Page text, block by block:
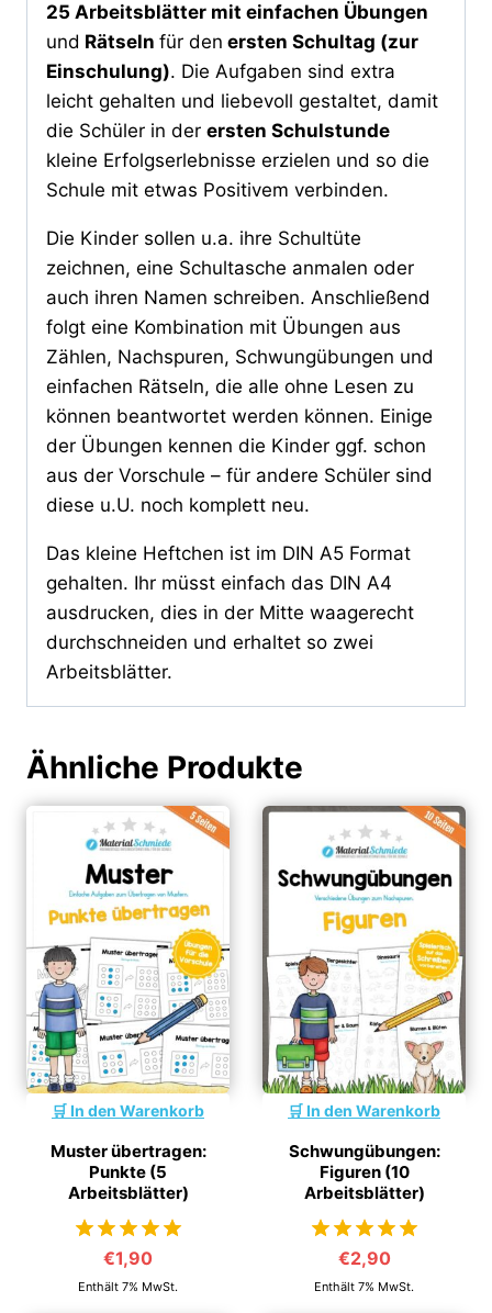
25 Arbeitsblätter mit einfachen Übungen
und Rätseln für den ersten Schultag (zur
Einschulung). Die Aufgaben sind extra
leicht gehalten und liebevoll gestaltet, damit
die Schüler in der ersten Schulstunde
kleine Erfolgserlebnisse erzielen und so die
Schule mit etwas Positivem verbinden.
Die Kinder sollen u.a. ihre Schultüte
zeichnen, eine Schultasche anmalen oder
auch ihren Namen schreiben. Anschließend
folgt eine Kombination mit Übungen aus
Zählen, Nachspuren, Schwungübungen und
einfachen Rätseln, die alle ohne Lesen zu
können beantwortet werden können. Einige
der Übungen kennen die Kinder ggf. schon
aus der Vorschule – für andere Schüler sind
diese u.U. noch komplett neu.
Das kleine Heftchen ist im DIN A5 Format
gehalten. Ihr müsst einfach das DIN A4
ausdrucken, dies in der Mitte waagerecht
durchschneiden und erhaltet so zwei
Arbeitsblätter.
Ähnliche Produkte
In den Warenkorb
Muster übertragen:
Punkte (5
Arbeitsblätter)
von 5
€1,90
Enthält 7% MwSt.
In den Warenkorb
Schwungübungen:
Figuren (10
Arbeitsblätter)
von 5
€2,90
Enthält 7% MwSt.